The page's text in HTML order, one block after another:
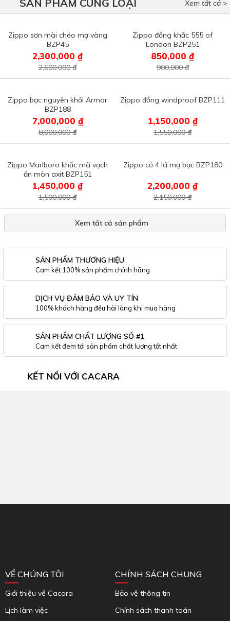
Zippo sơn mài chéo mạ vàng
2,300,000 ₫
2,600,000 đ
Zippo đồng khắc 555 of
850,000 ₫
900,000 đ
Zippo bạc nguyên khối Armor
7,000,000 ₫
8,000,000 đ
Zippo đồng windproof BZP111
1,150,000 ₫
Zippo Marlboro khắc mã vạch
1,450,000 ₫
1,500,000 đ
Zippo cỏ 4 lá mạ bạc BZP180
2,200,000 ₫
Cam kết 100% sản phẩm chính hãng
DỊCH VỤ ĐẢM BẢO VÀ UY TÍN
100% khách hàng đều hài lòng khi mua hàng
SẢN PHẨM CHẤT LƯỢNG SỐ #1
Cam kết đem tới sản phẩm chất lượng tốt nhất
KẾT NỐI VỚI CACARA
Giới thiệu về Cacara
Lịch làm việc
Sơ đồ chỉ đường
Bảo vệ thông tin
Chính sách thanh toán
Chính sách vận chuyển